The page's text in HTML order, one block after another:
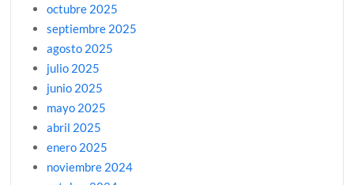
octubre 2025
septiembre 2025
agosto 2025
julio 2025
junio 2025
mayo 2025
abril 2025
enero 2025
noviembre 2024